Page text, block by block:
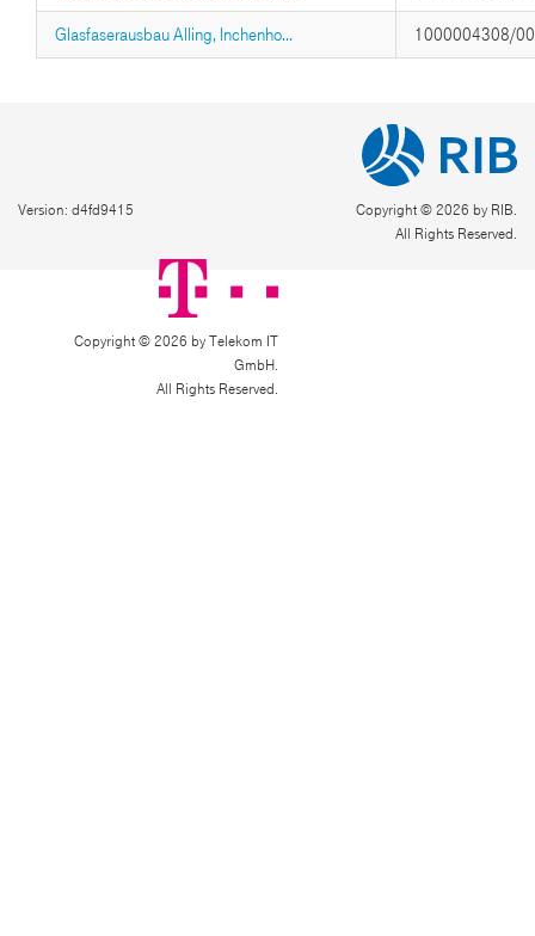
Glasfaserausbau Alling, Inchenho... 1000004308/
Version: d4fd9415
Copyright © 2026 by RIB.
All Rights Reserved.
Copyright © 2026 by Telekom IT
GmbH.
All Rights Reserved.